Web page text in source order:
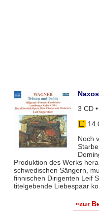
3 CD
Noch
Produktion des Werks
schwedischen Sängern,
finnischen Dirigenten Leif
titelgebende Liebespaar
»zur